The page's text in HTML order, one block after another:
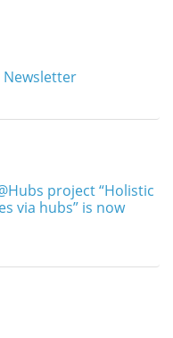
Newsletter
project “Holistic
via hubs” is now